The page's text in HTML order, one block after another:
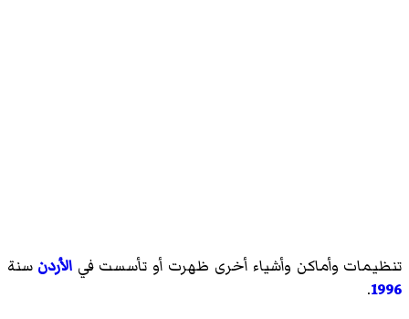
تنظيمات وأماكن وأشياء أخرى ظهرت أو تأسست في الأردن سنة
1996
.